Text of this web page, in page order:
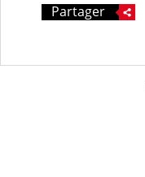
Partager